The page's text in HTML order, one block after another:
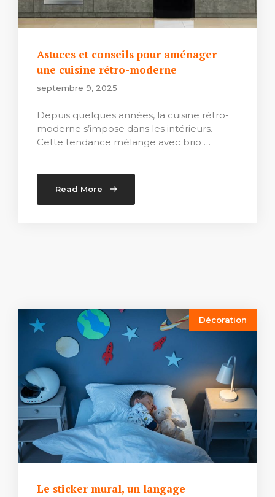
Astuces et conseils pour aménager
une cuisine rétro-moderne
septembre 9, 2025
Depuis quelques années, la cuisine rétro-
moderne s’impose dans les intérieurs.
Cette tendance mélange avec brio …
Read More
Décoration
Le sticker mural, un langage